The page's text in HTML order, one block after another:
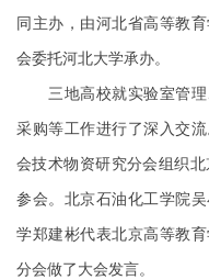
同主办，由河北省高等教
会委托河北大学承办。
三地高校就实验室管理
采购等工作进行了深入交
会技术物资研究分会组织
参会。北京石油化工学院
学郑建彬代表北京高等教
分会做了大会发言。